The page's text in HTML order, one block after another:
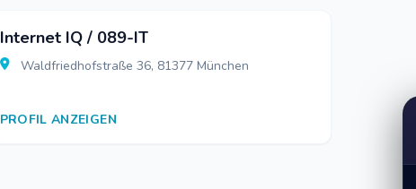
Internet IQ / 089-IT
Waldfriedhofstraße 36, 81377 München
PROFIL ANZEIGEN